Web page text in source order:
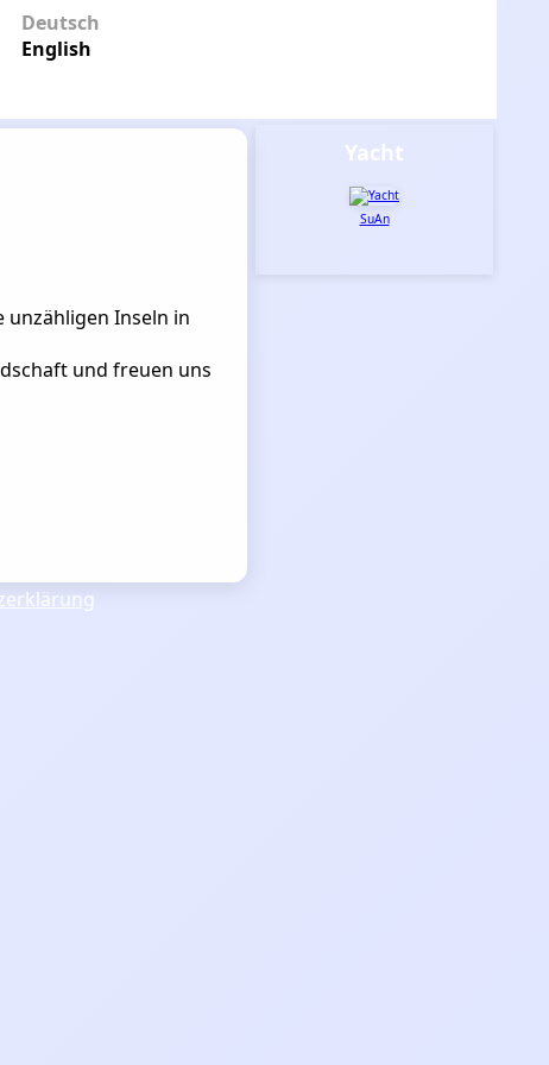
Deutsch
English
unzähligen Inseln in
und freuen uns
Yacht
SuAn